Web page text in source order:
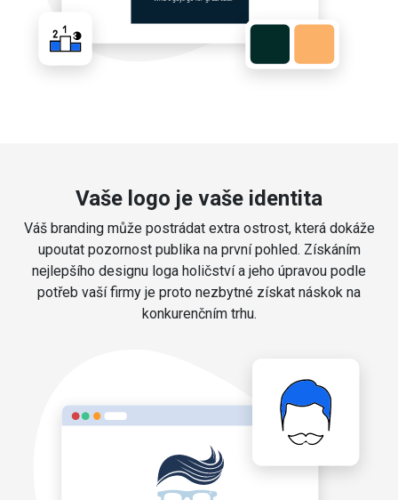
Vaše logo je vaše identita
Váš branding může postrádat extra ostrost, která dokáže
upoutat pozornost publika na první pohled. Získáním
nejlepšího designu loga holičství a jeho úpravou podle
potřeb vaší firmy je proto nezbytné získat náskok na
konkurenčním trhu.